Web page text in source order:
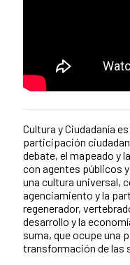
Cultura y Ciudadanía
participación
debate, el mapeado y
con agentes públicos
una cultura universal,
agenciamiento y la
regenerador,
desarrollo y la
suma, que ocupe una
transformación de las